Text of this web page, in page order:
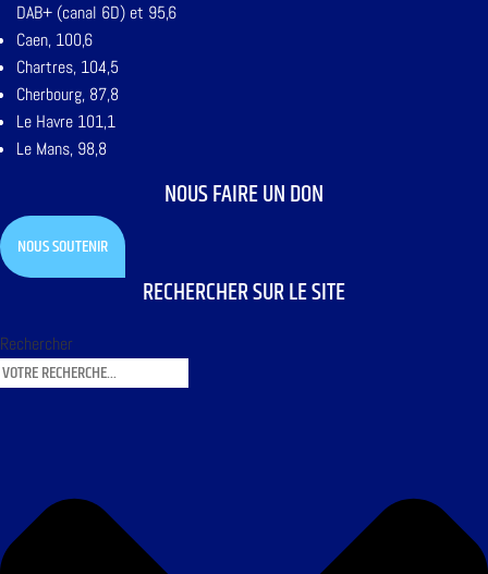
DAB+ (canal 6D) et 95,6
Caen, 100,6
Chartres, 104,5
Cherbourg, 87,8
Le Havre 101,1
Le Mans, 98,8
NOUS FAIRE UN DON
NOUS SOUTENIR
RECHERCHER SUR LE SITE
Rechercher